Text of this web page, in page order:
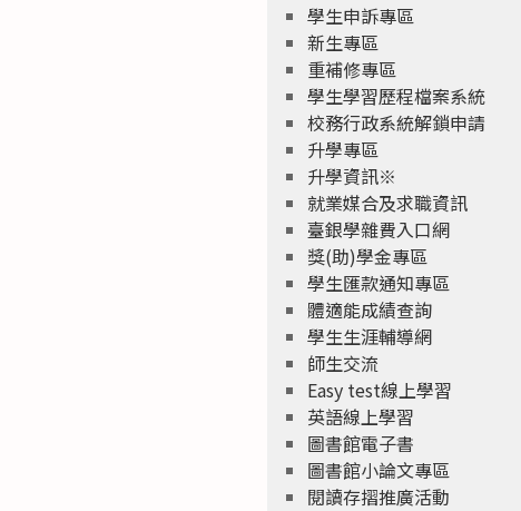
學生申訴專區
新生專區
重補修專區
學生學習歷程檔案系統
校務行政系統解鎖申請
升學專區
升學資訊※
就業媒合及求職資訊
臺銀學雜費入口網
獎(助)學金專區
學生匯款通知專區
體適能成績查詢
學生生涯輔導網
師生交流
Easy test線上學習
英語線上學習
圖書館電子書
圖書館小論文專區
閱讀存摺推廣活動